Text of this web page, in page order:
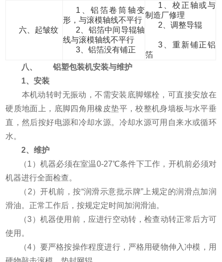
六、起皱纹
1、铝箔卷筒轴变
形，与滚模轴线不平行
2、铝箔中间导辊轴
线与滚模轴线不平行
3、铝箔没有铺正
1、校正轴或与
制造厂修理
2、调整导辊
3、重新铺正铝
箔
八、 铝塑包装机安装与维护
1、安装
本机动转时无振动，不需安装底脚螺栓，可直接安放在
硬质地面上，底脚四角用橡皮垫平，校整机身墙板与水平垂
直，然后按好电源和冷却水源。冷却水源可用自来水或循环
水。
2、维护
（1）机器必须在室温0-27℃条件下工作，开机前必须对
机器进行全面检查。
（2）开机前，按“润滑示意批示牌”上规定的润滑点加润
滑油。正常工作后，按规定定时间加润滑油。
（3）机器使用前，应进行空动转，检查动转正常后方可
使用。
（4）要严格按操作程度进行，严格用硬物伸入冲模，用